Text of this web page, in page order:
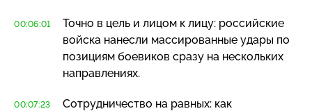
00:06:01
Точно в цель и лицом к лицу: российские
войска нанесли массированные удары по
позициям боевиков сразу на нескольких
направлениях.
00:07:23
Сотрудничество на равных: как